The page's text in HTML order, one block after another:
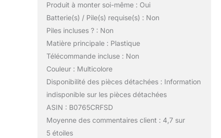
Produit à monter soi-même : Oui
Batterie(s) / Pile(s) requise(s) : Non
Piles incluses ? : Non
Matière principale : Plastique
Télécommande incluse : Non
Couleur : Multicolore
Disponibilité des pièces détachées : Information
indisponible sur les pièces détachées
ASIN : B0765CRFSD
Moyenne des commentaires client : 4,7 sur
5 étoiles